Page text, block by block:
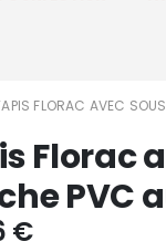
FLORAC AVEC
Florac
PVC
€